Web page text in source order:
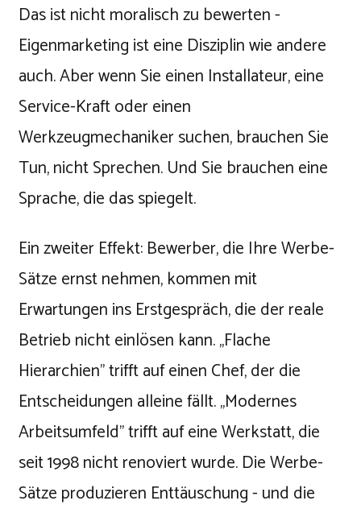
Das ist nicht moralisch zu bewerten -
Eigenmarketing ist eine Disziplin wie andere
auch. Aber wenn Sie einen Installateur, eine
Service-Kraft oder einen
Werkzeugmechaniker suchen, brauchen Sie
Tun, nicht Sprechen. Und Sie brauchen eine
Sprache, die das spiegelt.
Ein zweiter Effekt: Bewerber, die Ihre Werbe-
Sätze ernst nehmen, kommen mit
Erwartungen ins Erstgespräch, die der reale
Betrieb nicht einlösen kann. „Flache
Hierarchien" trifft auf einen Chef, der die
Entscheidungen alleine fällt. „Modernes
Arbeitsumfeld" trifft auf eine Werkstatt, die
seit 1998 nicht renoviert wurde. Die Werbe-
Sätze produzieren Enttäuschung - und die